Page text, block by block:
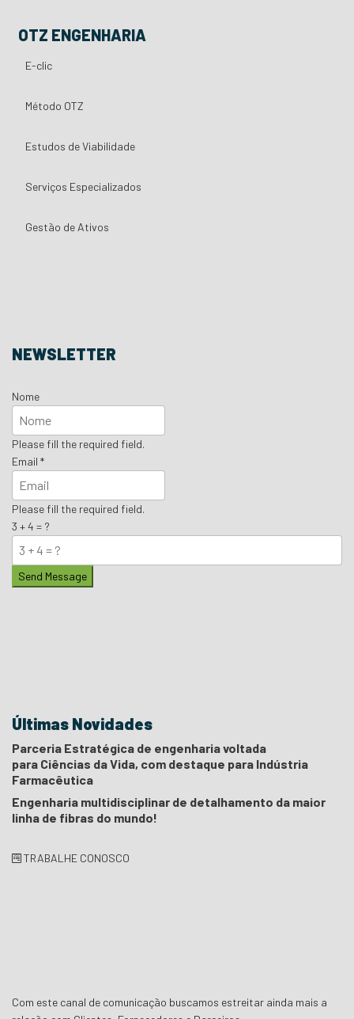
OTZ ENGENHARIA
E-clic
Método OTZ
Estudos de Viabilidade
Serviços Especializados
Gestão de Ativos
NEWSLETTER
Nome
Please fill the required field.
Email *
Please fill the required field.
3 + 4 = ?
Send Message
Últimas Novidades
Parceria Estratégica de engenharia voltada
para Ciências da Vida, com destaque para Indústria
Farmacêutica
Engenharia multidisciplinar de detalhamento da maior
linha de fibras do mundo!
TRABALHE CONOSCO
Com este canal de comunicação buscamos estreitar ainda mais a